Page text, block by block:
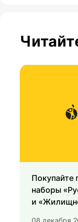
Покупайте
наборы
и
08 декабря